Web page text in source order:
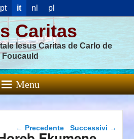
pt it nl pl
Caritas
Iesus Caritas de Carlo de
Foucauld
Menu
Navigazione articolo
← Precedente Successivi →